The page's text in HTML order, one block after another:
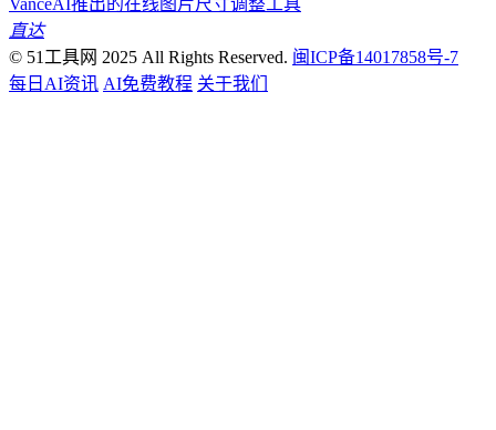
VanceAI推出的在线图片尺寸调整工具
直达
© 51工具网 2025 All Rights Reserved. 闽ICP备14017858号-7
每日AI资讯 AI免费教程 关于我们